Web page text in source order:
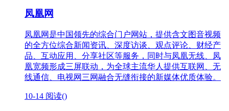
凤凰网
凤凰网是中国领先的综合门户网站，提供含文图音视频
的全方位综合新闻资讯、深度访谈、观点评论、财经产
品、互动应用、分享社区等服务，同时与凤凰无线、凤
凰宽频形成三屏联动，为全球主流华人提供互联网、无
线通信、电视网三网融合无缝衔接的新媒体优质体验。
10-14 阅读()